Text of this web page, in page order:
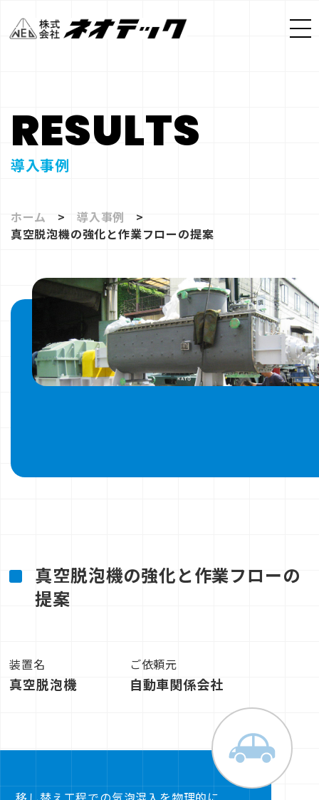
RESULTS
導入事例
ホーム
導入事例
真空脱泡機の強化と作業フローの提案
真空脱泡機の強化と作業フローの
提案
装置名
真空脱泡機
ご依頼元
自動車関係会社